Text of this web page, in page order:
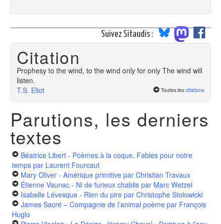
Suivez Sitaudis :
Citation
Prophesy to the wind, to the wind only for only The wind will
listen.
T.S. Eliot
Toutes les citations
Parutions, les derniers
textes
Béatrice Libert - Poèmes à la coque. Fables pour notre
temps par Laurent Fourcaut
Mary Oliver - Amérique primitive par Christian Travaux
Étienne Vaunac - Ni de furieux chablis par Marc Wetzel
Isabelle Lévesque - Rien du pire par Christophe Stolowicki
James Sacré – Compagnie de l’animal poème par François
Huglo